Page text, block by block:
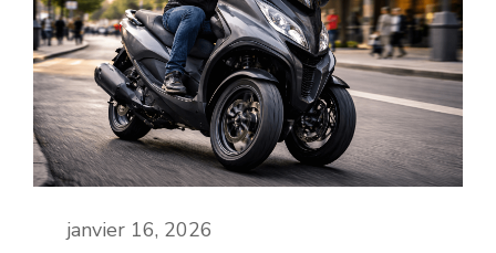
janvier 16, 2026